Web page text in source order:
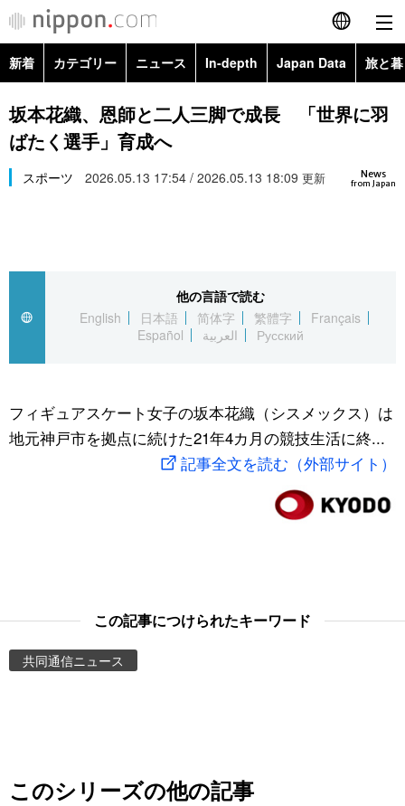
English
简体字
Русский
カテゴリー
経済・ビジネス
国際
文化
トップ
アーカイブ
In-depth
Japan Data
動画/Live
お知らせ
新着 カテゴリー ニュース In-depth Japan Data 旅と
政治・外交
経済・ビジネス
スポーツ・東京2020
Topics
坂本花織、恩師と二人三脚で成長 「世界に羽
ばたく選手」育成へ
News
from Japan
スポーツ 2026.05.13 17:54 / 2026.05.13 18:09 更新
他の言語で読む
English
日本語 简体字 繁體字
Français
Español
العربية Русский
フィギュアスケート女子の坂本花織（シスメックス）は
地元神戸市を拠点に続けた21年4カ月の競技生活に終...
記事全文を読む（外部サイト）
この記事につけられたキーワード
共同通信ニュース
このシリーズの他の記事